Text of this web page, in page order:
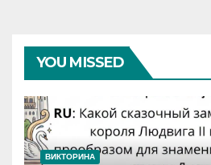
YOU MISSED
ВИКТОРИНА